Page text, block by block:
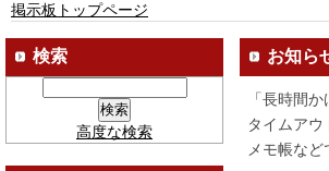
掲示板トップページ
お知ら
「長時間
タイムア
メモ帳な
検索
高度な検索